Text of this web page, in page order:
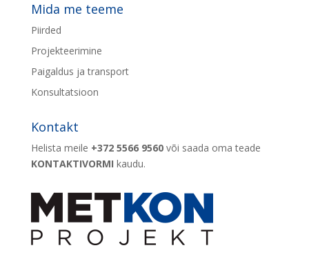
Mida me teeme
Piirded
Projekteerimine
Paigaldus ja transport
Konsultatsioon
Kontakt
Helista meile +372 5566 9560või saada oma teade
KONTAKTIVORMI kaudu.